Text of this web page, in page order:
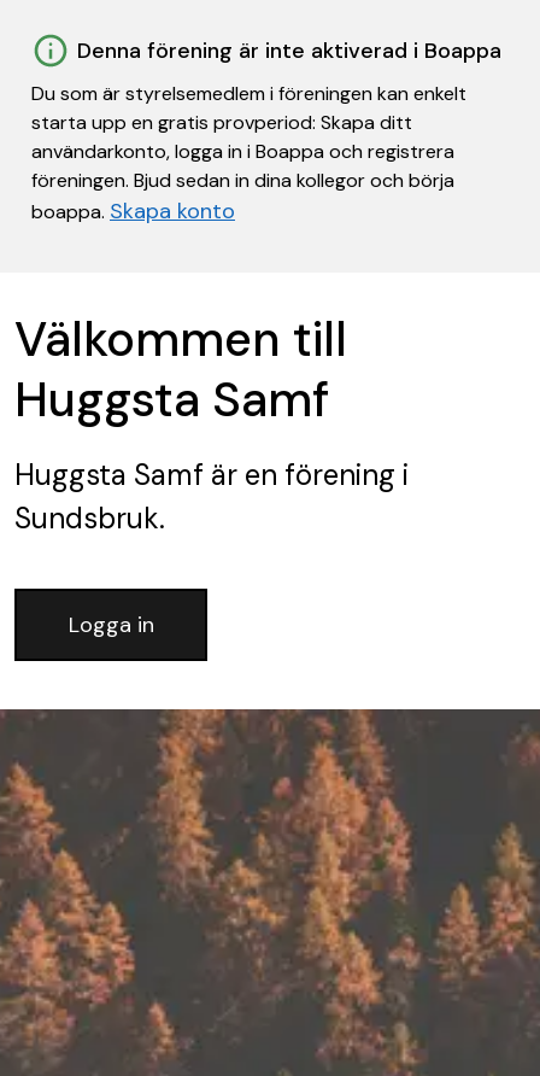
Denna förening är inte aktiverad i Boappa
Du som är styrelsemedlem i föreningen kan enkelt
starta upp en gratis provperiod: Skapa ditt
användarkonto, logga in i Boappa och registrera
föreningen. Bjud sedan in dina kollegor och börja
boappa. Skapa konto
Välkommen till
Huggsta Samf
Huggsta Samf är en förening i
Sundsbruk.
Logga in